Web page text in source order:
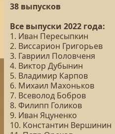
38 выпусков
Все выпуски 2022 года:
1. Иван Пересыпкин
2. Виссарион Григорьев
3. Гавриил Половченя
4. Виктор Дубынин
5. Владимир Карпов
6. Михаил Махоньков
7. Всеволод Бобров
8. Филипп Голиков
9. Иван Яцуненко
10. Константин Вершинин